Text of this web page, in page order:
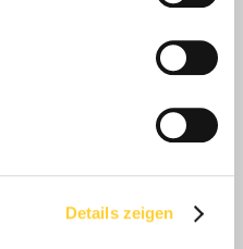
Details zeigen
KONTAKT